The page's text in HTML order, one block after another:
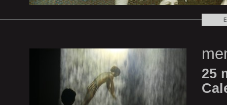
25